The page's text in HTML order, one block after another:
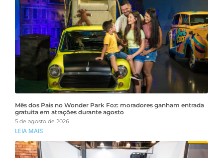
Mês dos Pais no Wonder Park Foz: moradores ganham entrada
gratuita em atrações durante agosto
5 de agosto de 2026
LEIA MAIS